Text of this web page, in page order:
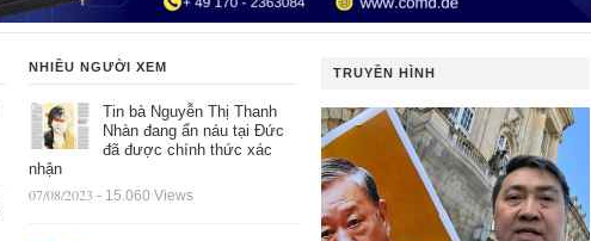
NHIỀU NGƯỜI XEM
Tin bà Nguyễn Thị Thanh
Nhàn đang ẩn náu tại Đức
đã được chính thức xác
nhận
07/08/2023 - 15.060 Views
TRUYỀN HÌNH